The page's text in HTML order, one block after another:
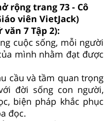
rộng trang 73 - Cô
viên VietJack)
văn 7 Tập 2):
cuộc sống, mỗi người
mình nhằm đạt được
cầu và tầm quan trọng
đời sống con người,
biện pháp khắc phục
đọc.